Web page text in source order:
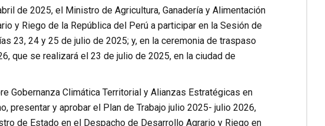
de 2025, el Ministro de Agricultura, Ganadería y Alimentación
y Riego de la República del Perú a participar en la Sesión de
23, 24 y 25 de julio de 2025; y, en la ceremonia de traspaso
que se realizará el 23 de julio de 2025, en la ciudad de
Gobernanza Climática Territorial y Alianzas Estratégicas en
presentar y aprobar el Plan de Trabajo julio 2025- julio 2026,
de Estado en el Despacho de Desarrollo Agrario y Riego en